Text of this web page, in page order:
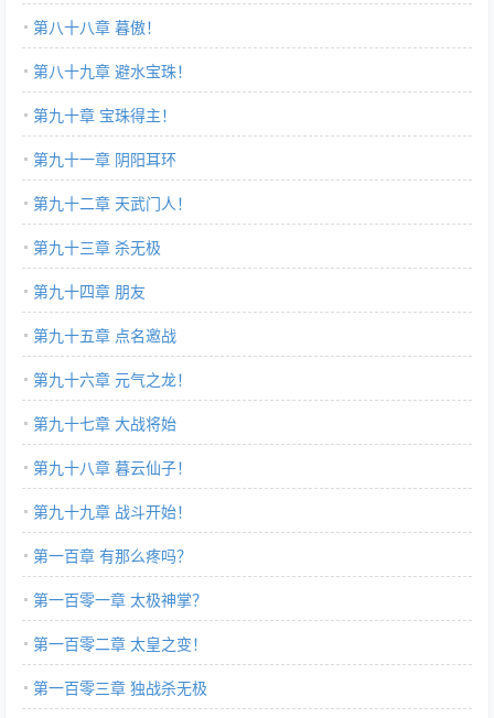
第八十八章 暮傲！
第八十九章 避水宝珠！
第九十章 宝珠得主！
第九十一章 阴阳耳环
第九十二章 天武门人！
第九十三章 杀无极
第九十四章 朋友
第九十五章 点名邀战
第九十六章 元气之龙！
第九十七章 大战将始
第九十八章 暮云仙子！
第九十九章 战斗开始！
第一百章 有那么疼吗？
第一百零一章 太极神掌？
第一百零二章 太皇之变！
第一百零三章 独战杀无极